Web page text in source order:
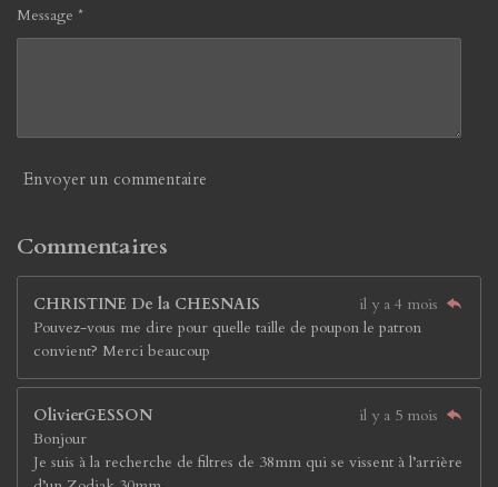
Message *
Envoyer un commentaire
Commentaires
CHRISTINE De la CHESNAIS
il y a 4 mois
Pouvez-vous me dire pour quelle taille de poupon le patron
convient? Merci beaucoup
OlivierGESSON
il y a 5 mois
Bonjour
Je suis à la recherche de filtres de 38mm qui se vissent à l’arrière